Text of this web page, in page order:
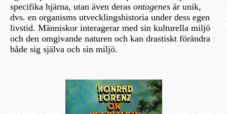
specifika hjärna, utan även deras ontogenes är unik,
dvs. en organisms utvecklingshistoria under dess egen
livstid. Människor interagerar med sin kulturella miljö
och den omgivande naturen och kan drastiskt förändra
både sig själva och sin miljö.